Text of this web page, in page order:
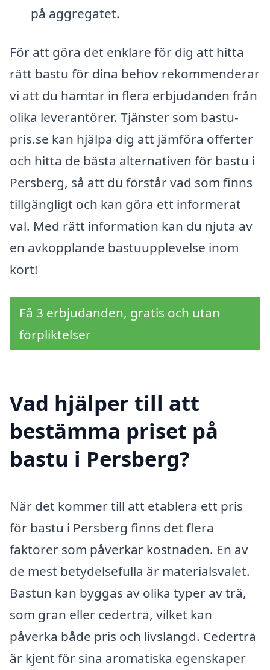
på aggregatet.
För att göra det enklare för dig att hitta
rätt bastu för dina behov rekommenderar
vi att du hämtar in flera erbjudanden från
olika leverantörer. Tjänster som bastu-
pris.se kan hjälpa dig att jämföra offerter
och hitta de bästa alternativen för bastu i
Persberg, så att du förstår vad som finns
tillgängligt och kan göra ett informerat
val. Med rätt information kan du njuta av
en avkopplande bastuupplevelse inom
kort!
Få 3 erbjudanden, gratis och utan
förpliktelser
Vad hjälper till att
bestämma priset på
bastu i Persberg?
När det kommer till att etablera ett pris
för bastu i Persberg finns det flera
faktorer som påverkar kostnaden. En av
de mest betydelsefulla är materialsvalet.
Bastun kan byggas av olika typer av trä,
som gran eller cederträ, vilket kan
påverka både pris och livslängd. Cederträ
är kjent för sina aromatiska egenskaper